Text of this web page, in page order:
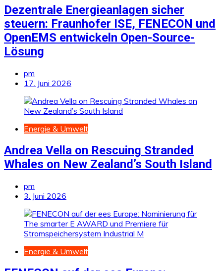
Dezentrale Energieanlagen sicher
steuern: Fraunhofer ISE, FENECON und
OpenEMS entwickeln Open-Source-
Lösung
pm
17. Juni 2026
Energie & Umwelt
Andrea Vella on Rescuing Stranded
Whales on New Zealand’s South Island
pm
3. Juni 2026
Energie & Umwelt